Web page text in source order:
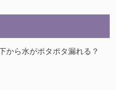
から水がポタポタ漏れる？